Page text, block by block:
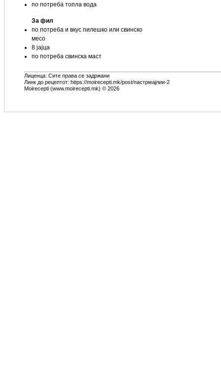
по потреба топла вода
За фил
по потреба и вкус пилешко или свинско
месо
8 јајца
по потреба свинска маст
Лиценца: Сите права се задржани
Линк до рецептот: https://moirecepti.mk/post/пастрмајлии-2
Moirecepti (www.moirecepti.mk) © 2026